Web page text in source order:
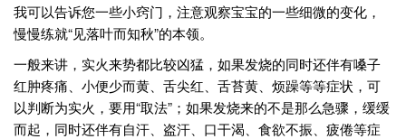
我可以告诉您一些小窍门，注意观察宝宝的一些细微的变化，
慢慢练就“见落叶而知秋”的本领。
一般来讲，实火来势都比较凶猛，如果发烧的同时还伴有嗓子
红肿疼痛、小便少而黄、舌尖红、舌苔黄、烦躁等等症状，可
以判断为实火，要用“取法”；如果发烧来的不是那么急骤，缓缓
而起，同时还伴有自汗、盗汗、口干渴、食欲不振、疲倦等症